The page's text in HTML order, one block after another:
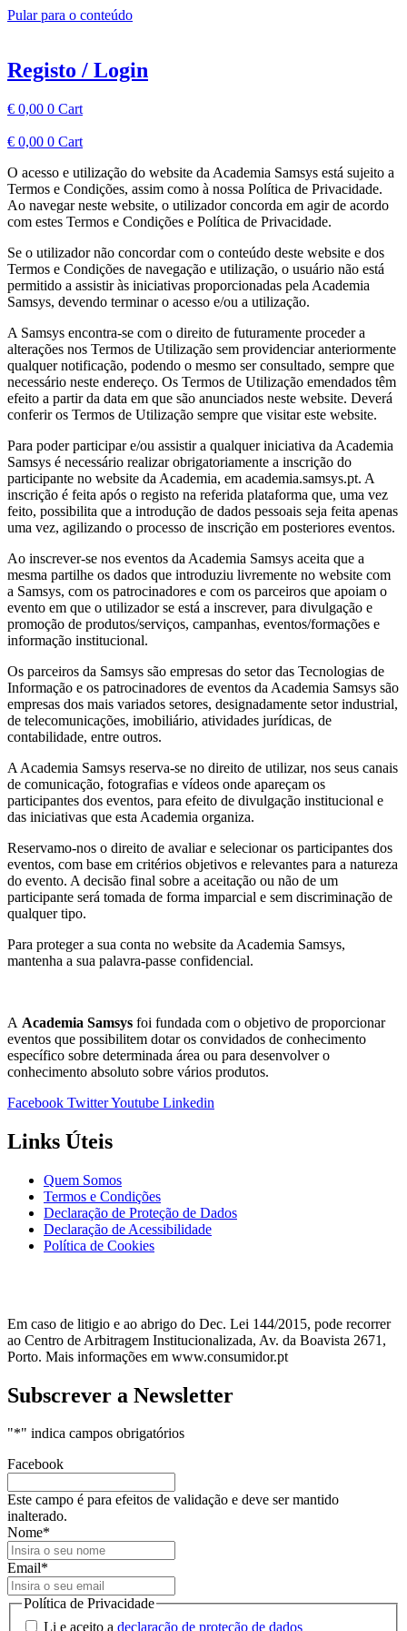
Pular para o conteúdo
Registo / Login
€ 0,00 0 Cart
€ 0,00 0 Cart
O acesso e utilização do website da Academia Samsys está sujeito a
Termos e Condições, assim como à nossa Política de Privacidade.
Ao navegar neste website, o utilizador concorda em agir de acordo
com estes Termos e Condições e Política de Privacidade.
Se o utilizador não concordar com o conteúdo deste website e dos
Termos e Condições de navegação e utilização, o usuário não está
permitido a assistir às iniciativas proporcionadas pela Academia
Samsys, devendo terminar o acesso e/ou a utilização.
A Samsys encontra-se com o direito de futuramente proceder a
alterações nos Termos de Utilização sem providenciar anteriormente
qualquer notificação, podendo o mesmo ser consultado, sempre que
necessário neste endereço. Os Termos de Utilização emendados têm
efeito a partir da data em que são anunciados neste website. Deverá
conferir os Termos de Utilização sempre que visitar este website.
Para poder participar e/ou assistir a qualquer iniciativa da Academia
Samsys é necessário realizar obrigatoriamente a inscrição do
participante no website da Academia, em academia.samsys.pt. A
inscrição é feita após o registo na referida plataforma que, uma vez
feito, possibilita que a introdução de dados pessoais seja feita apenas
uma vez, agilizando o processo de inscrição em posteriores eventos.
Ao inscrever-se nos eventos da Academia Samsys aceita que a
mesma partilhe os dados que introduziu livremente no website com
a Samsys, com os patrocinadores e com os parceiros que apoiam o
evento em que o utilizador se está a inscrever, para divulgação e
promoção de produtos/serviços, campanhas, eventos/formações e
informação institucional.
Os parceiros da Samsys são empresas do setor das Tecnologias de
Informação e os patrocinadores de eventos da Academia Samsys são
empresas dos mais variados setores, designadamente setor industrial,
de telecomunicações, imobiliário, atividades jurídicas, de
contabilidade, entre outros.
A Academia Samsys reserva-se no direito de utilizar, nos seus canais
de comunicação, fotografias e vídeos onde apareçam os
participantes dos eventos, para efeito de divulgação institucional e
das iniciativas que esta Academia organiza.
Reservamo-nos o direito de avaliar e selecionar os participantes dos
eventos, com base em critérios objetivos e relevantes para a natureza
do evento. A decisão final sobre a aceitação ou não de um
participante será tomada de forma imparcial e sem discriminação de
qualquer tipo.
Para proteger a sua conta no website da Academia Samsys,
mantenha a sua palavra-passe confidencial.
A Academia Samsys foi fundada com o objetivo de proporcionar
eventos que possibilitem dotar os convidados de conhecimento
específico sobre determinada área ou para desenvolver o
conhecimento absoluto sobre vários produtos.
Facebook TwitterYoutube Linkedin
Links Úteis
Quem Somos
Termos e Condições
Declaração de Proteção de Dados
Declaração de Acessibilidade
Política de Cookies
Em caso de litigio e ao abrigo do Dec. Lei 144/2015, pode recorrer
ao Centro de Arbitragem Institucionalizada, Av. da Boavista 2671,
Porto. Mais informações em www.consumidor.pt
Subscrever a Newsletter
"*" indica campos obrigatórios
Facebook
Este campo é para efeitos de validação e deve ser mantido
inalterado.
Nome*
Email*
Política de Privacidade
Li e aceito a declaração de proteção de dados